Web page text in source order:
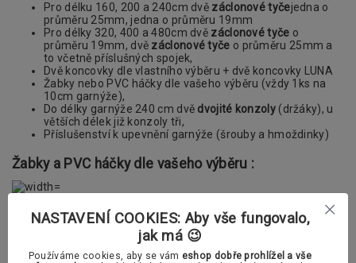
Pro délku 160, 200 a 240cm dvě záclonové tyčejedna o
průměru 25mm, jedna o průměru 19mm
Pro délky 320, 400 a 480cm dvě záclonové tyče o
průměru 19mm, dvě záclonové tyče o průměru 25mm a
to včetně příslušných spojek,
Dvě koncovky dle vlastního výběru + dvě koncovky LUNA
Žabky nebo PVC háčky dle vašeho výběru (vždy 1ks na
10cm garnýže),
Do délky garnýže 240 cm dvě dvojité konzoly(držáky), u
větších délek již konzoly tři,
Příslušenství k upevnění garnýže (šrouby a hmoždinky)
Žabky a PVC háčky dle vašeho výběru :
PVC žabka (bezbarvá)
NASTAVENÍ COOKIES: Aby vše fungovalo,
jak má 😉
Používáme cookies, aby se vám eshop dobře prohlížel a vše